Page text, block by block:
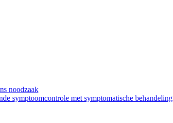
noodzaak
symptoomcontrole met symptomatische behandeling